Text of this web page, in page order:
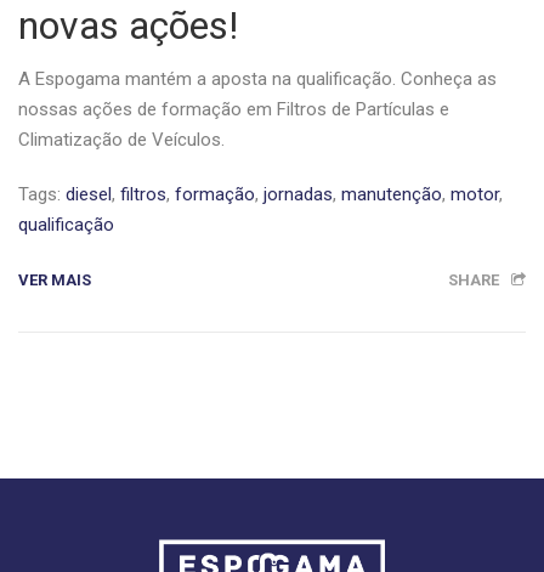
novas ações!
A Espogama mantém a aposta na qualificação. Conheça as
nossas ações de formação em Filtros de Partículas e
Climatização de Veículos.
Tags: diesel, filtros, formação, jornadas, manutenção, motor,
qualificação
VER MAIS SHARE